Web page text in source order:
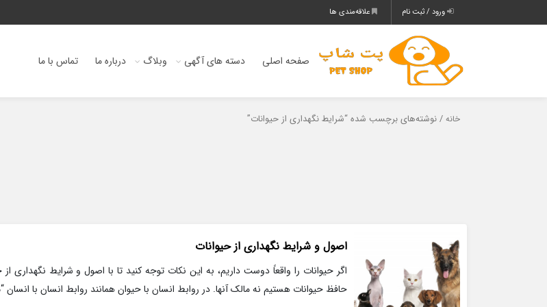
ورود / ثبت نام علاقه‌مندی ها
صفحه اصلی دسته های آگهی وبلاگ درباره ما تماس با ما
خانه / نوشته‌های برچسب شده “شرایط نگهداری از حیوانات”
اصول و شرایط نگهداری از حیوانات
اگر حیوانات را واقعاً دوست داریم، به این نکات توجه کنید تا با اصول و شرایط
حافظ حیوانات هستیم نه مالک آنها. در روابط انسان با حیوان همانند روابط انسان با